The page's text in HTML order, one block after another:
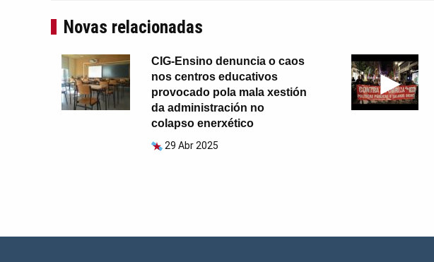
Novas relacionadas
CIG-Ensino denuncia o caos
nos centros educativos
provocado pola mala xestión
da administración no
colapso enerxético
29 Abr 2025